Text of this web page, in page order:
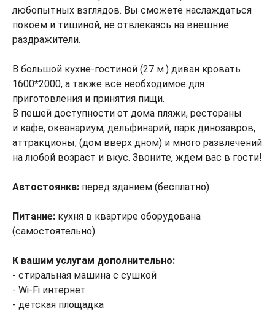
любопытных взглядов. Вы сможете наслаждаться
покоем и тишиной, не отвлекаясь на внешние
раздражители.
В большой кухне-гостиной (27 м.) диван кровать
1600*2000, а также всё необходимое для
приготовления и принятия пищи.
В пешей доступности от дома пляжи, рестораны
и кафе, океанариум, дельфинарий, парк динозавров,
аттракционы, (дом вверх дном) и много развлечений
на любой возраст и вкус. Звоните, ждем вас в гости!
Автостоянка: перед зданием (бесплатно)
Питание: кухня в квартире оборудована
(самостоятельно)
К вашим услугам дополнительно:
- стиральная машина с сушкой
- Wi-Fi интернет
- детская площадка